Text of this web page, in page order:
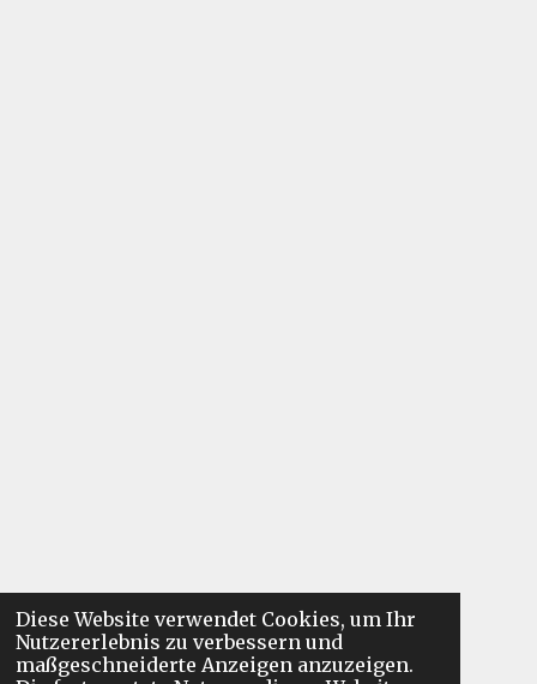
Diese Website verwendet Cookies, um Ihr
Nutzererlebnis zu verbessern und
maßgeschneiderte Anzeigen anzuzeigen.